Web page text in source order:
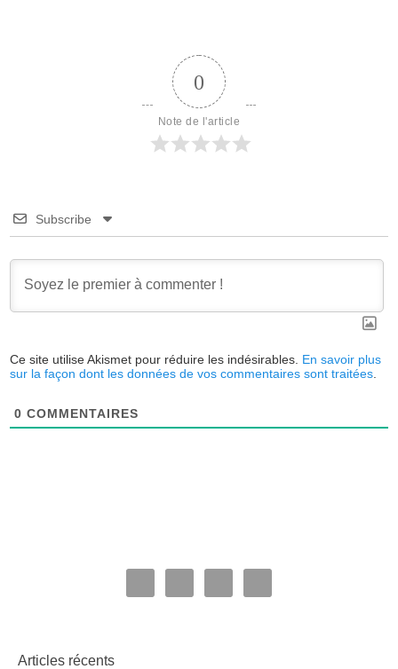
0
Note de l'article
Subscribe
Ce site utilise Akismet pour réduire les indésirables. En savoir plus
sur la façon dont les données de vos commentaires sont traitées
0 COMMENTAIRES
Articles récents